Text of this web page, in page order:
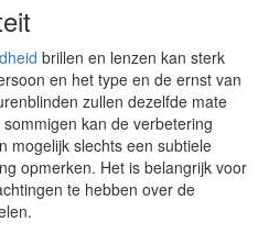
brillen en lenzen kan sterk
en het type en de ernst van
zullen dezelfde mate
kan de verbetering
mogelijk slechts een subtiele
opmerken. Het is belangrijk voor
te hebben over de